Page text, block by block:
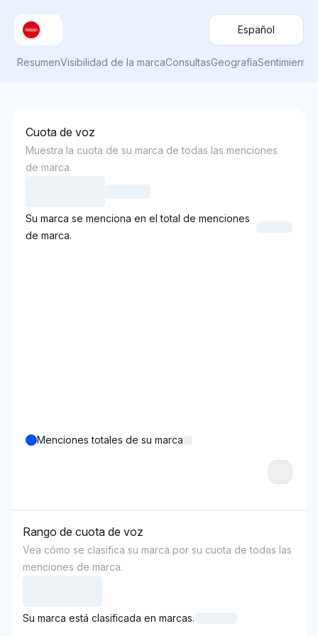
Español
ResumenVisibilidad de la marcaConsultasGeografíaSentimiento
Cuota de voz
Muestra la cuota de su marca de todas las menciones
de marca.
Su marca se menciona en el total de menciones
de marca.
Menciones totales de su marca
Rango de cuota de voz
Vea cómo se clasifica su marca por su cuota de todas las
menciones de marca.
Su marca está clasificada en marcas.